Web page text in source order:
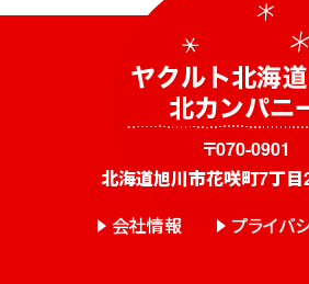
〒070-0901
北海道旭川市花咲町7丁
会社情報
プライバ